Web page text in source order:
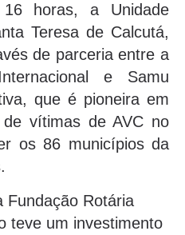
horas, a Unidade
Teresa de Calcutá,
de parceria entre a
e Samu
que é pioneira em
vítimas de AVC no
os 86 municípios da
Fundação Rotária
teve um investimento